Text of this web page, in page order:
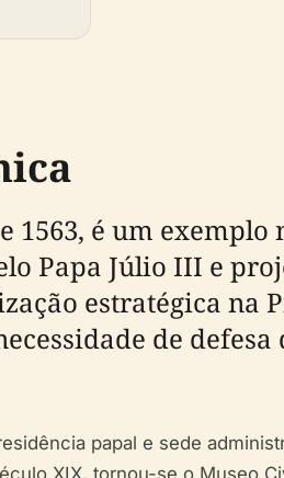
1563, é um
Papa Júlio III e
estratégica na
de defesa
papal e sede
XIX, tornou-se o Museo